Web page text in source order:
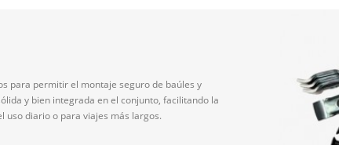
para permitir el montaje seguro de baúles y
y bien integrada en el conjunto, facilitando la
uso diario o para viajes más largos.